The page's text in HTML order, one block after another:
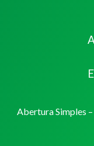
Abertura Simples